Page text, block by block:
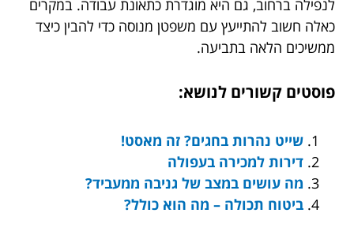
לנפילה ברחוב, גם היא מוגדרת כתאונת עבודה. במקרים
כאלה חשוב להתייעץ עם משפטן מנוסה כדי להבין כיצד
ממשיכים הלאה בתביעה.
פוסטים קשורים לנושא:
שייט נהרות בחגים? זה מאסט!
דירות למכירה בעפולה
מה עושים במצב של גניבה ממעביד?
ביטוח תכולה – מה הוא כולל?